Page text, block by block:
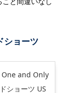
ョーツ
and Only
ショーツ US